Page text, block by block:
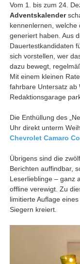
Vom 1. bis zum 24.
Adventskalender
kennenlernen, welche
generiert haben. Aus
Dauertestkandidaten
sich vorstellen, wer
dazu bewegt,
Mit einem kleinen
fahrbare Untersatz ab
Redaktionsgarage
Die Enthüllung des
Uhr direkt unterm
Chevrolet Camaro
Übrigens sind die
Berichten auffindbar,
Leserlieblinge – ganz
offline verewigt. Zu
limitierte Auflage
Siegern kreiert.